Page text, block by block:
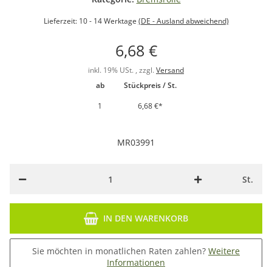
Lieferzeit: 10 - 14 Werktage (DE - Ausland abweichend)
6,68 €
inkl. 19% USt. , zzgl. Versand
ab
Stückpreis / St.
1
6,68 €*
MR03991
St.
IN DEN WARENKORB
Sie möchten in monatlichen Raten zahlen? Weitere
Informationen